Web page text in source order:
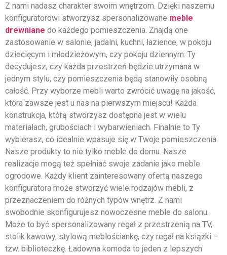
Z nami nadasz charakter swoim wnętrzom. Dzięki naszemu
konfiguratorowi stworzysz spersonalizowane meble
drewniane do każdego pomieszczenia. Znajdą one
zastosowanie w salonie, jadalni, kuchni, łazience, w pokoju
dziecięcym i młodzieżowym, czy pokoju dziennym. Ty
decydujesz, czy każda przestrzeń będzie utrzymana w
jednym stylu, czy pomieszczenia będą stanowiły osobną
całość. Przy wyborze mebli warto zwrócić uwagę na jakość,
która zawsze jest u nas na pierwszym miejscu! Każda
konstrukcja, którą stworzysz dostępna jest w wielu
materiałach, grubościach i wybarwieniach. Finalnie to Ty
wybierasz, co idealnie wpasuje się w Twoje pomieszczenia.
Nasze produkty to nie tylko meble do domu. Nasze
realizacje mogą też spełniać swoje zadanie jako meble
ogrodowe. Każdy klient zainteresowany ofertą naszego
konfiguratora może stworzyć wiele rodzajów mebli, z
przeznaczeniem do różnych typów wnętrz. Z nami
swobodnie skonfigurujesz nowoczesne meble do salonu.
Może to być spersonalizowany regał z przestrzenią na TV,
stolik kawowy, stylową meblościankę, czy regał na książki –
tzw. biblioteczkę. Ładowna komoda to jeden z lepszych